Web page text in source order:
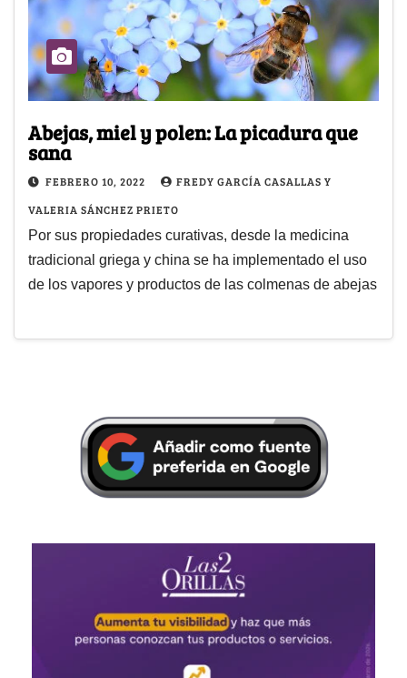
Abejas, miel y polen: La picadura que
sana
FEBRERO 10, 2022
FREDY GARCÍA CASALLAS Y
VALERIA SÁNCHEZ PRIETO
Por sus propiedades curativas, desde la medicina
tradicional griega y china se ha implementado el uso
de los vapores y productos de las colmenas de abejas